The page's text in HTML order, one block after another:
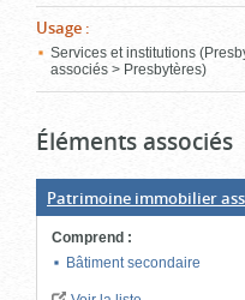
Usage :
Services et institutions
associés > Presbytères)
Éléments associés
Patrimoine immobilier
Comprend :
Bâtiment secondaire